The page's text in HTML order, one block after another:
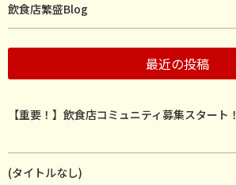
飲食店繁盛Blog
最近の投稿
【重要！】飲食店コミュニティ募集スタート！
(タイトルなし)